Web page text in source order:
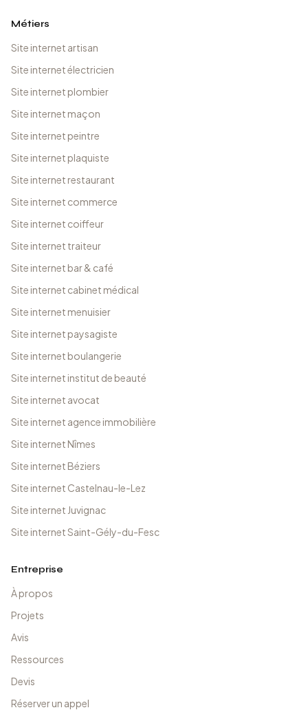
Métiers
Site internet artisan
Site internet électricien
Site internet plombier
Site internet maçon
Site internet peintre
Site internet plaquiste
Site internet restaurant
Site internet commerce
Site internet coiffeur
Site internet traiteur
Site internet bar & café
Site internet cabinet médical
Site internet menuisier
Site internet paysagiste
Site internet boulangerie
Site internet institut de beauté
Site internet avocat
Site internet agence immobilière
Site internet Nîmes
Site internet Béziers
Site internet Castelnau-le-Lez
Site internet Juvignac
Site internet Saint-Gély-du-Fesc
Entreprise
À propos
Projets
Avis
Ressources
Devis
Réserver un appel